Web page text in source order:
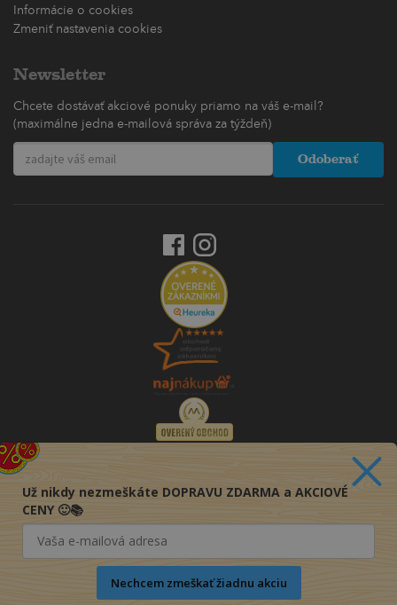
Informácie o cookies
Zmeniť nastavenia cookies
Newsletter
Chcete dostávať akciové ponuky priamo na váš e-mail?
(maximálne jedna e-mailová správa za týždeň)
Odoberať
Už nikdy nezmeškáte DOPRAVU ZDARMA a AKCIOVÉ
CENY 🙂📚
Nechcem zmeškať žiadnu akciu